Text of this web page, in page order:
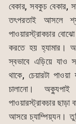
বেকার, সবকুচ বেকার,
তৎপরতাই আসলে
পাওয়ারস্ট্রাকচার
করতে হয় হ্যামার।
স্বভাবে এড়িয়ে যাও
থাকে, চেয়ারটা পাওয়া
চালানো।
পাওয়ারস্ট্রাকচার
আসরে চ্যাম্পিয়্যন।